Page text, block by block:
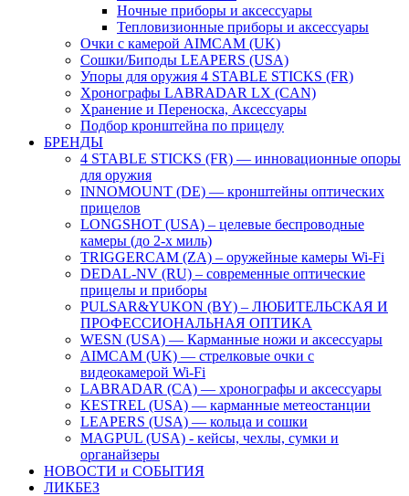
Ночные приборы и аксессуары
Тепловизионные приборы и аксессуары
Очки с камерой AIMCAM (UK)
Сошки/Биподы LEAPERS (USA)
Упоры для оружия 4 STABLE STICKS (FR)
Хронографы LABRADAR LX (CAN)
Хранение и Переноска, Аксессуары
Подбор кронштейна по прицелу
БРЕНДЫ
4 STABLE STICKS (FR) — инновационные опоры
для оружия
INNOMOUNT (DE) — кронштейны оптических
прицелов
LONGSHOT (USA) – целевые беспроводные
камеры (до 2-х миль)
TRIGGERCAM (ZA) – оружейные камеры Wi-Fi
DEDAL-NV (RU) – современные оптические
прицелы и приборы
PULSAR&YUKON (BY) – ЛЮБИТЕЛЬСКАЯ И
ПРОФЕССИОНАЛЬНАЯ ОПТИКА
WESN (USA) — Карманные ножи и аксессуары
AIMCAM (UK) — стрелковые очки с
видеокамерой Wi-Fi
LABRADAR (CA) — хронографы и аксессуары
KESTREL (USA) — карманные метеостанции
LEAPERS (USA) — кольца и сошки
MAGPUL (USA) - кейсы, чехлы, сумки и
органайзеры
НОВОСТИ и СОБЫТИЯ
ЛИКБЕЗ